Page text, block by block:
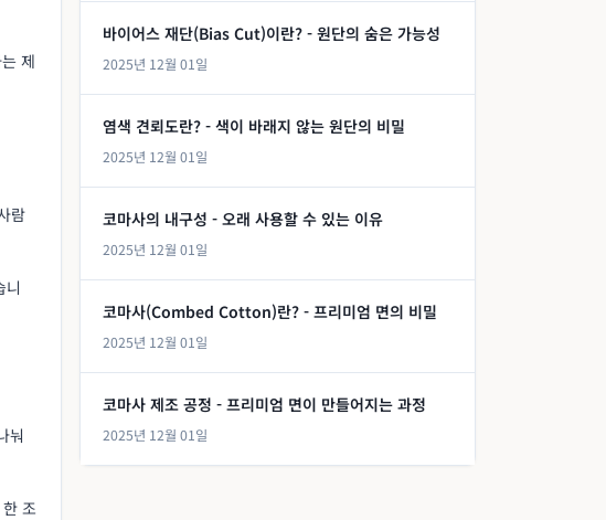
제
람
니
눠
조
바이어스 재단(Bias Cut)이란? - 원단의 숨은 가능성
2025년 12월 01일
염색 견뢰도란? - 색이 바래지 않는 원단의 비밀
2025년 12월 01일
코마사의 내구성 - 오래 사용할 수 있는 이유
2025년 12월 01일
코마사(Combed Cotton)란? - 프리미엄 면의 비밀
2025년 12월 01일
코마사 제조 공정 - 프리미엄 면이 만들어지는 과정
2025년 12월 01일